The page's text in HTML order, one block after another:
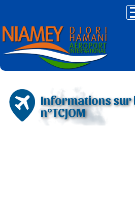
Informations sur
n°TCJOM